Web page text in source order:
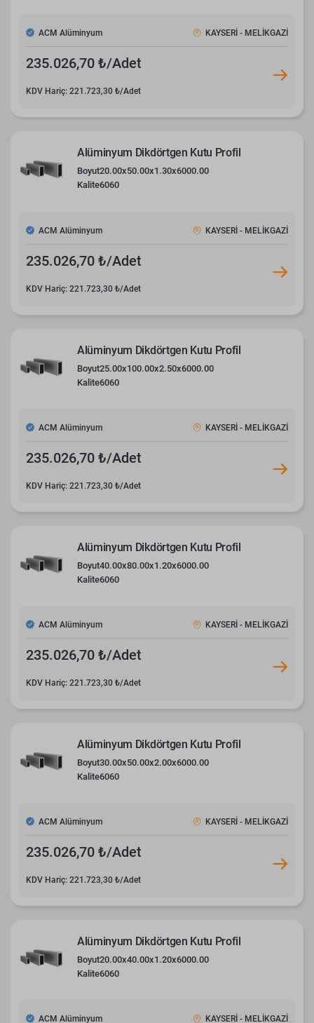
ACM Alüminyum KAYSERİ - MELİKGAZİ
235.026,70 ₺/Adet
KDV Hariç: 221.723,30 ₺/Adet
Alüminyum Dikdörtgen Kutu Profil
Boyut20.00x50.00x1.30x6000.00
Kalite6060
ACM Alüminyum KAYSERİ - MELİKGAZİ
235.026,70 ₺/Adet
KDV Hariç: 221.723,30 ₺/Adet
Alüminyum Dikdörtgen Kutu Profil
Boyut25.00x100.00x2.50x6000.00
Kalite6060
ACM Alüminyum KAYSERİ - MELİKGAZİ
235.026,70 ₺/Adet
KDV Hariç: 221.723,30 ₺/Adet
Alüminyum Dikdörtgen Kutu Profil
Boyut40.00x80.00x1.20x6000.00
Kalite6060
ACM Alüminyum KAYSERİ - MELİKGAZİ
235.026,70 ₺/Adet
KDV Hariç: 221.723,30 ₺/Adet
Alüminyum Dikdörtgen Kutu Profil
Boyut30.00x50.00x2.00x6000.00
Kalite6060
ACM Alüminyum KAYSERİ - MELİKGAZİ
235.026,70 ₺/Adet
KDV Hariç: 221.723,30 ₺/Adet
Alüminyum Dikdörtgen Kutu Profil
Boyut20.00x40.00x1.20x6000.00
Kalite6060
ACM Alüminyum KAYSERİ - MELİKGAZİ